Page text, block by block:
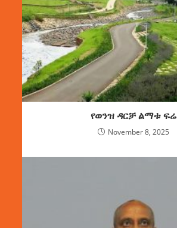
የወንዝ ዳርቻ ልማቱ ፍሬ
November 8, 2025